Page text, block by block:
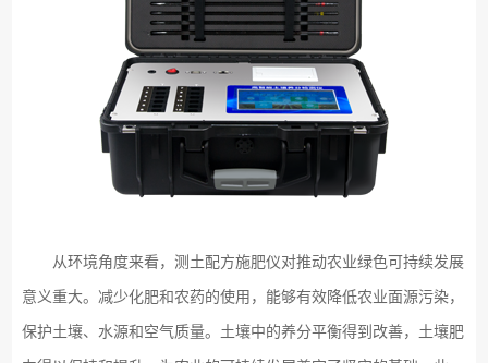
从环境角度来看，测土配方施肥仪对推动农业绿色可持续发展
意义重大。减少化肥和农药的使用，能够有效降低农业面源污染，
保护土壤、水源和空气质量。土壤中的养分平衡得到改善，土壤肥